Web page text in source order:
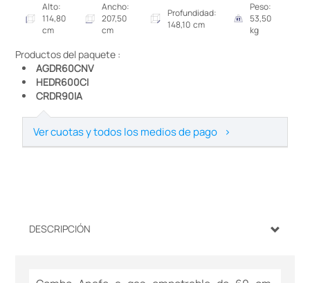
Alto:
114,80
cm
Ancho:
207,50
cm
Profundidad:
148,10 cm
Peso:
53,50
kg
Productos del paquete :
AGDR60CNV
HEDR600CI
CRDR90IA
Ver cuotas y todos los medios de pago >
DESCRIPCIÓN